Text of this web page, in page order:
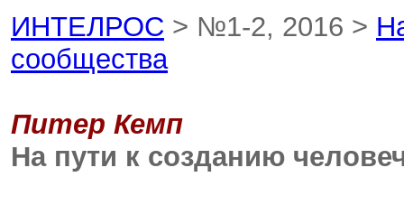
ИНТЕЛРОС > №1-2, 2016 >
сообщества
Питер Кемп
На пути к созданию